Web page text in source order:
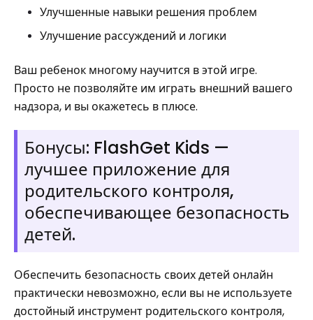
Улучшенные навыки решения проблем
Улучшение рассуждений и логики
Ваш ребенок многому научится в этой игре.
Просто не позволяйте им играть внешний вашего
надзора, и вы окажетесь в плюсе.
Бонусы: FlashGet Kids —
лучшее приложение для
родительского контроля,
обеспечивающее безопасность
детей.
Обеспечить безопасность своих детей онлайн
практически невозможно, если вы не используете
достойный инструмент родительского контроля,